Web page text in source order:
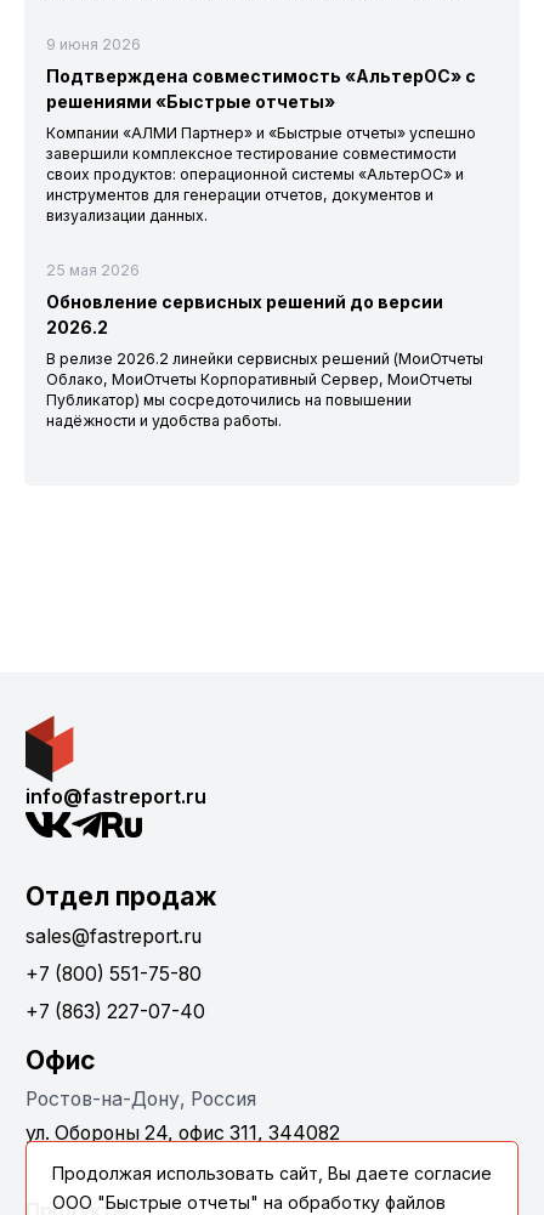
9 июня 2026
Подтверждена совместимость «АльтерОС» с
решениями «Быстрые отчеты»
Компании «АЛМИ Партнер» и «Быстрые отчеты» успешно
завершили комплексное тестирование совместимости
своих продуктов: операционной системы «АльтерОС» и
инструментов для генерации отчетов, документов и
визуализации данных.
25 мая 2026
Обновление сервисных решений до версии
2026.2
В релизе 2026.2 линейки сервисных решений (МоиОтчеты
Облако, МоиОтчеты Корпоративный Сервер, МоиОтчеты
Публикатор) мы сосредоточились на повышении
надёжности и удобства работы.
info@fastreport.ru
Отдел продаж
sales@fastreport.ru
+7 (800) 551-75-80
+7 (863) 227-07-40
Офис
Ростов-на-Дону, Россия
ул. Обороны 24, офис 311, 344082
Продолжая использовать сайт, Вы даете согласие
ООО "Быстрые отчеты" на обработку файлов